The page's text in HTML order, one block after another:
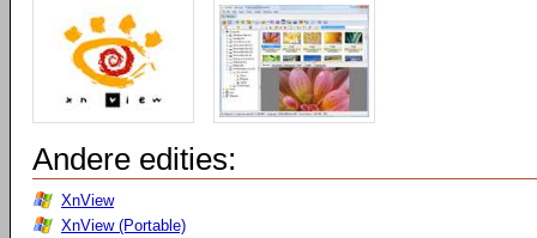
Andere edities:
XnView
XnView (Portable)